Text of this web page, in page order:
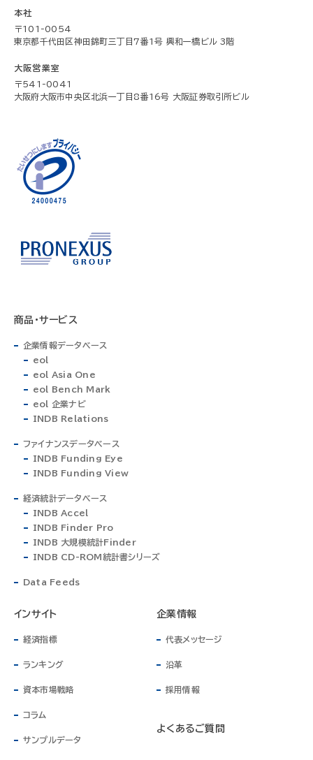
本社
〒101-0054
東京都千代田区神田錦町三丁目7番1号 興和一橋ビル 3階
大阪営業室
〒541-0041
大阪府大阪市中央区北浜一丁目8番16号 大阪証券取引所ビル
商品・サービス
企業情報データベース
eol
eol Asia One
eol Bench Mark
eol 企業ナビ
INDB Relations
ファイナンスデータベース
INDB Funding Eye
INDB Funding View
経済統計データベース
INDB Accel
INDB Finder Pro
INDB 大規模統計Finder
INDB CD-ROM統計書シリーズ
Data Feeds
インサイト
経済指標
ランキング
資本市場戦略
コラム
サンプルデータ
企業情報
代表メッセージ
沿革
採用情報
よくあるご質問